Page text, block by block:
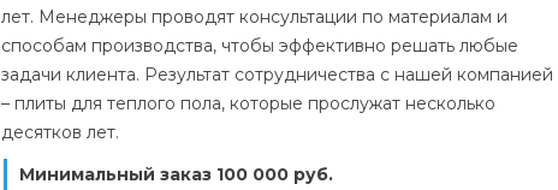
лет. Менеджеры проводят консультации по материалам и
способам производства, чтобы эффективно решать любые
задачи клиента. Результат сотрудничества с нашей компанией
– плиты для теплого пола, которые прослужат несколько
десятков лет.
Минимальный заказ 100 000 руб.